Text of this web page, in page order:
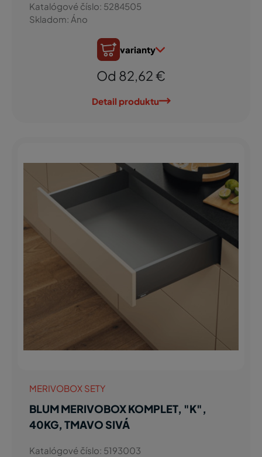
Katalógové číslo: 5284505
Skladom: Áno
varianty
Od 82,62 €
Detail produktu
MERIVOBOX SETY
BLUM MERIVOBOX KOMPLET, "K",
40KG, TMAVO SIVÁ
Katalógové číslo: 5193003